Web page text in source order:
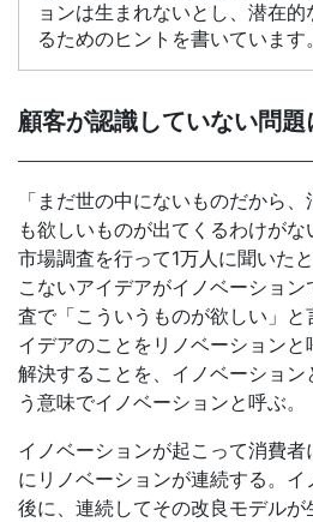
ョンは生まれないとし、潜在
るためのヒントを書いています。
顧客が認識していない問
「まだ世の中にないものだから
も欲しいものが出てくるわけがな
市場調査を行って1万人に聞いた
こないアイデアがイノベーショ
査で「こういうものが欲しい」
イデアのことをリノベーション
解決することを、イノベーショ
う意味でイノベーションと呼ぶ。
イノベーションが起こって消費
にリノベーションが連続する。
後に、連続してその改良モデル